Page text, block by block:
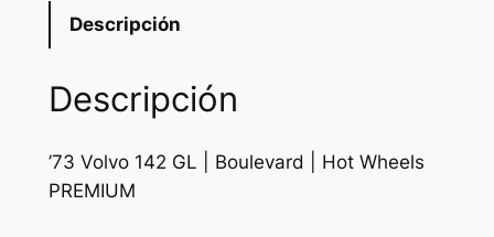
Descripción
Descripción
’73 Volvo 142 GL | Boulevard | Hot Wheels
PREMIUM